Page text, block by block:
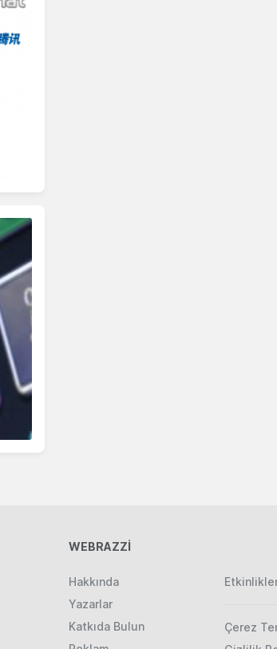
WEBRAZZİ
Hakkında
Yazarlar
Katkıda Bulun
Çerez